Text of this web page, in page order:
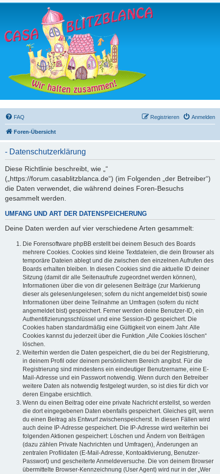
FAQ Anmelden
Registrieren
Foren-Übersicht
- Datenschutzerklärung
Diese Richtlinie beschreibt, wie „“
(„https://forum.casablitzblanca.de“) (im Folgenden „der Betreiber“)
die Daten verwendet, die während deines Foren-Besuchs
gesammelt werden.
UMFANG UND ART DER DATENSPEICHERUNG
Deine Daten werden auf vier verschiedene Arten gesammelt:
Die Forensoftware phpBB erstellt bei deinem Besuch des Boards
mehrere Cookies. Cookies sind kleine Textdateien, die dein Browser als
temporäre Dateien ablegt und die zwischen den einzelnen Aufrufen des
Boards erhalten bleiben. In diesen Cookies sind die aktuelle ID deiner
Sitzung (damit dir alle Seitenaufrufe zugeordnet werden können),
Informationen über die von dir gelesenen Beiträge (zur Markierung
dieser als gelesen/ungelesen; sofern du nicht angemeldet bist) sowie
Informationen über deine Teilnahme an Umfragen (sofern du nicht
angemeldet bist) gespeichert. Ferner werden deine Benutzer-ID, ein
Authentifizierungsschlüssel und eine Session-ID gespeichert. Die
Cookies haben standardmäßig eine Gültigkeit von einem Jahr. Alle
Cookies kannst du jederzeit über die Funktion „Alle Cookies löschen“
löschen.
Weiterhin werden die Daten gespeichert, die du bei der Registrierung,
in deinem Profil oder deinem persönlichem Bereich angibst. Für die
Registrierung sind mindestens ein eindeutiger Benutzername, eine E-
Mail-Adresse und ein Passwort notwendig. Wenn durch den Betreiber
weitere Daten als notwendig festgelegt wurden, so ist dies für dich vor
deren Eingabe ersichtlich.
Wenn du einen Beitrag oder eine private Nachricht erstellst, so werden
die dort eingegebenen Daten ebenfalls gespeichert. Gleiches gilt, wenn
du einen Beitrag als Entwurf zwischenspeicherst. In diesen Fällen wird
auch deine IP-Adresse gespeichert. Die IP-Adresse wird weiterhin bei
folgenden Aktionen gespeichert: Löschen und Ändern von Beiträgen
(dazu zählen Private Nachrichten und Umfragen), Änderungen an
zentralen Profildaten (E-Mail-Adresse, Kontoaktivierung, Benutzer-
Passwort) und gescheiterte Anmeldeversuche. Die von deinem Browser
übermittelte Browser-Kennzeichnung (User Agent) wird nur in der „Wer